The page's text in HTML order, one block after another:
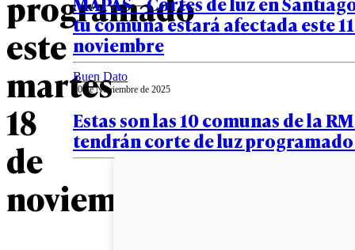
este
martes
18
de
noviembre
tu comuna estará afectada este
noviembre
Buen Dato
10 de Noviembre de 2025
Estas son las 10 comunas de la
tendrán corte de luz programado